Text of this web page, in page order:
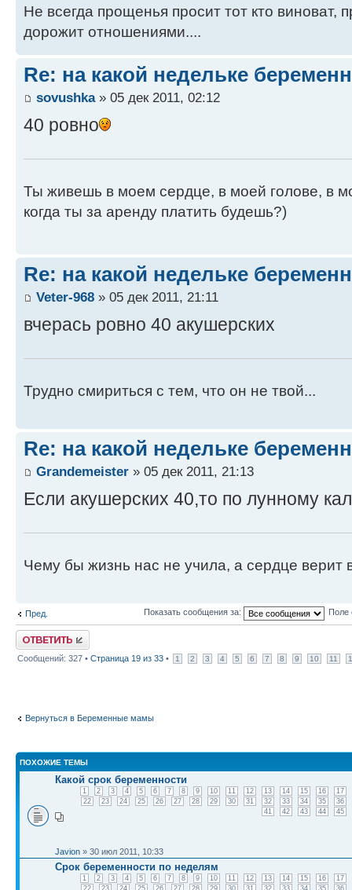
Не всегда прощенья просит тот кто виноват,
дорожит отношениями....
Re: на какой недельке
sovushka» 05 дек 2011, 02:12
40 ровно
Ты живешь в моем сердце, в моей голове, в
когда ты за аренду платить будешь?)
Re: на какой недельке
Veter-968 » 05 дек 2011, 21:11
вчерась ровно 40 акушерских
Трудно смириться с тем, что он не твой...
Re: на какой недельке
Grandemeister » 05 дек 2011, 21:13
Если акушерских 40,то по лунному
Чему бы жизнь нас не учила, а сердце верит
Пред. Показать сообщения за: Поле
Ответить
Сообщений: 327 • Страница 19 из 33 • 1 2 3 4 5 6 7 8 9 10 11
Вернуться в Беременные мамы
ПОХОЖИЕ ТЕМЫ
Какой срок беременности
1 2 3 4 5 6 7 8 9 10 11 12 13 14 15 16
17
22
23 24 25 26 27 28 29 30 31 32 33 34 35
36
41
42 43 44 45
Javion » 30 июл 2011, 10:33
Срок беременности по неделям
1 2 3 4 5 6 7 8 9 10 11 12 13 14 15 16
17
22
23 24 25 26 27 28 29 30 31 32 33 34 35 36